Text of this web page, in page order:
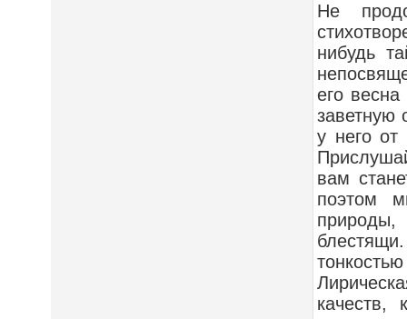
Не
нибудь
его
заветную
у него
вам
поэтом
природы,
качеств,